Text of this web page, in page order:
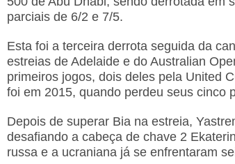
parciais de 6/2 e 7/5.
Esta foi a terceira derrota seguida da
estreias de Adelaide e do Australian
primeiros jogos, dois deles pela United
foi em 2015, quando perdeu seus cinco
Depois de superar Bia na estreia,
desafiando a cabeça de chave 2
russa e a ucraniana já se enfrentaram